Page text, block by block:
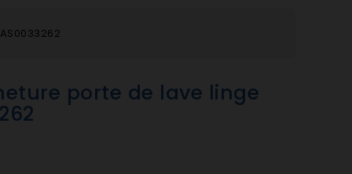
porte de lave linge